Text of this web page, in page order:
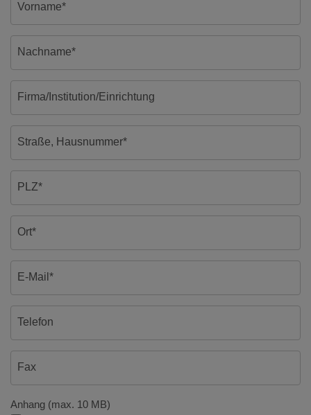
Vorname*
Nachname*
Firma/Institution/Einrichtung
Straße, Hausnummer*
PLZ*
Ort*
E-Mail*
Telefon
Fax
Anhang (max. 10 MB)